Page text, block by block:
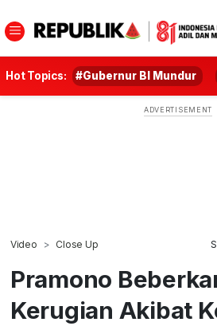
Hot Topics: #Gubernur BI Mundur
Video Close Up
Pramono
Kerugian Akibat